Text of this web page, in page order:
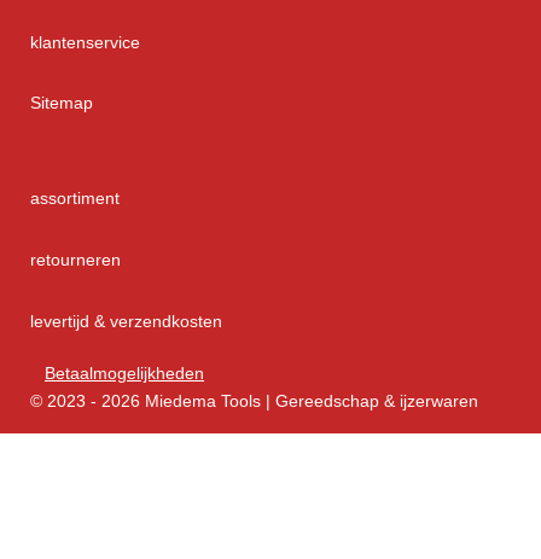
klantenservice
Sitemap
assortiment
retourneren
levertijd & verzendkosten
Betaalmogelijkheden
© 2023 - 2026 Miedema Tools | Gereedschap & ijzerwaren